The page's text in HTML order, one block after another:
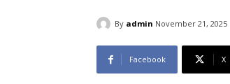
By admin November 21, 2025
Facebook X